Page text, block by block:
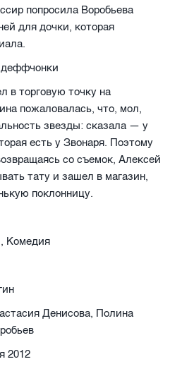
попросила Воробьева
для дочки, которая
в торговую точку на
пожаловалась, что, мол,
звезды: сказала — у
есть у Звонаря. Поэтому
со съемок, Алексей
тату и зашел в магазин,
поклонницу.
Комедия
Денисова, Полина
2012